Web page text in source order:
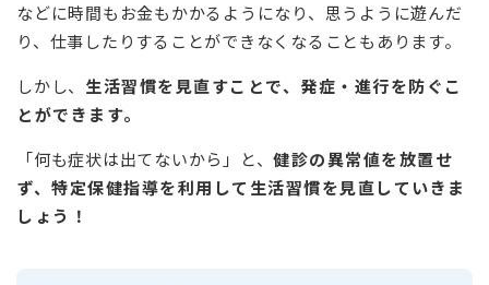
などに時間もお金もかかるようになり、思うように遊んだ
り、仕事したりすることができなくなることもあります。
しかし、 生活習慣を見直すことで、発症・進行を防ぐこ
とができます。
「何も症状は出てないから」と、健診の異常値を放置せ
ず、特定保健指導を利用して生活習慣を見直していきま
しょう！